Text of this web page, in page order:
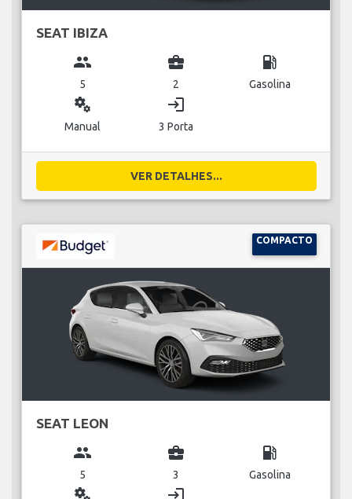
SEAT IBIZA
group
5
business_center
2
local_gas_station
Gasolina
miscellaneous_services
Manual
login
3 Porta
VER DETALHES...
COMPACTO
SEAT LEON
group
5
business_center
3
local_gas_station
Gasolina
miscellaneous_services login